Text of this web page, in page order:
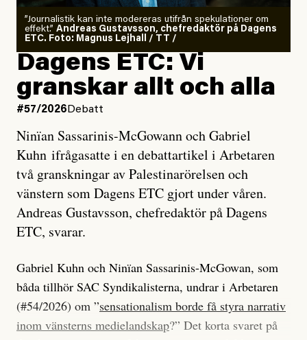
”Journalistik kan inte modereras utifrån spekulationer om
effekt.” Andreas Gustavsson, chefredaktör på Dagens
ETC. Foto: Magnus Lejhall / TT /
Dagens ETC: Vi
granskar allt och alla
#57/2026 Debatt
Ninïan Sassarinis-McGowann och Gabriel
Kuhn ifrågasatte i en debattartikel i Arbetaren
två granskningar av Palestinarörelsen och
vänstern som Dagens ETC gjort under våren.
Andreas Gustavsson, chefredaktör på Dagens
ETC, svarar.
Gabriel Kuhn och Ninïan Sassarinis-McGowan, som
båda tillhör SAC Syndikalisterna, undrar i Arbetaren
(#54/2026) om ”sensationalism borde få styra narrativ
inom vänsterns medielandskap?” Det korta svaret på